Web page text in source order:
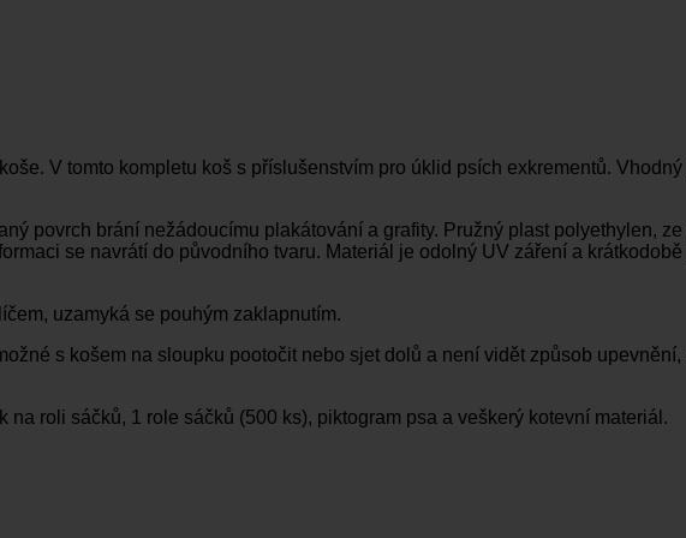
V tomto kompletu koš s příslušenstvím pro úklid psích exkrementů.
povrch brání nežádoucímu plakátování a grafity. Pružný plast polyethylen,
se navrátí do původního tvaru. Materiál je odolný UV záření a
uzamyká se pouhým zaklapnutím.
s košem na sloupku pootočit nebo sjet dolů a není vidět způsob
roli sáčků, 1 role sáčků (500 ks), piktogram psa a veškerý kotevní materiál.